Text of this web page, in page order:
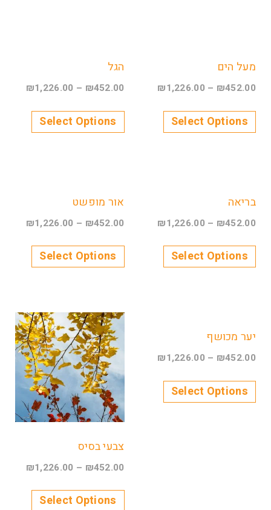
מעל הים
₪452.00
–
₪1,226.00
Select Options
הגל
₪452.00
–
₪1,226.00
Select Options
בריאה
₪452.00
–
₪1,226.00
Select Options
אור מופשט
₪452.00
–
₪1,226.00
Select Options
יער מכושף
₪452.00
–
₪1,226.00
Select Options
צבעי בסיס
₪452.00
–
₪1,226.00
Select Options